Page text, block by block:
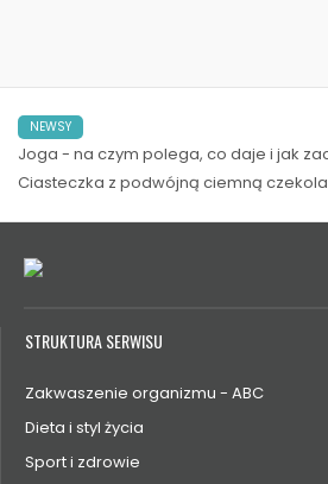
NEWSY
Joga - na czym polega, co daje i jak
Ciasteczka z podwójną ciemną
STRUKTURA SERWISU
Zakwaszenie organizmu - ABC
Dieta i styl życia
Sport i zdrowie